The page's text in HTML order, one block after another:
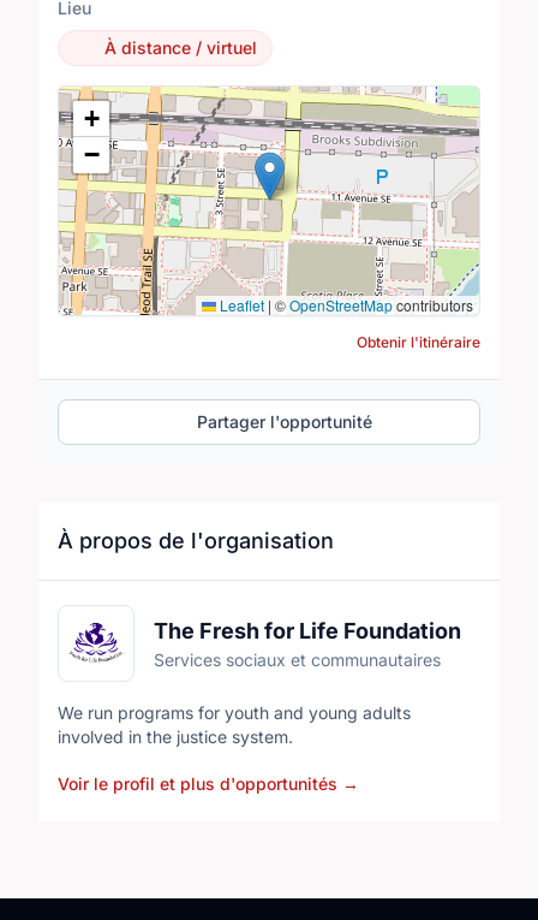
À propos de l'organisation
The Fresh for Life Foundation
Services sociaux et communautaires
We run programs for youth and young adults
involved in the justice system.
Voir le profil et plus d'opportunités →
Lieu
À distance / virtuel
Lieu
+
−
Leaflet | ©OpenStreetMapcontributors
Obtenir l'itinéraire
Partager l'opportunité